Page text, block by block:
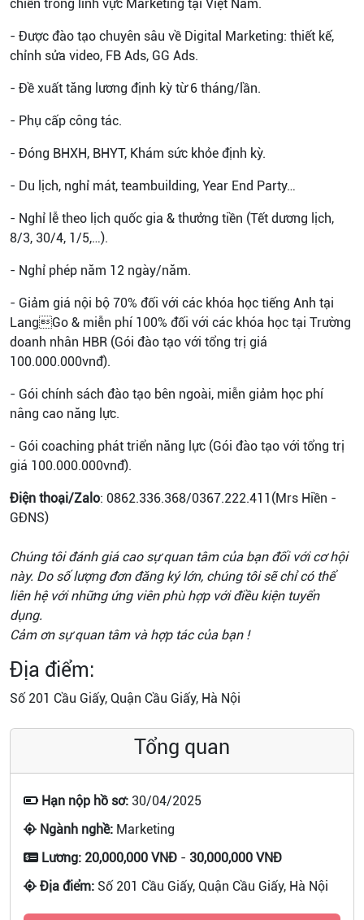
chiến trong lĩnh vực Marketing tại Việt Nam.
- Được đào tạo chuyên sâu về Digital Marketing: thiết kế,
chỉnh sửa video, FB Ads, GG Ads.
- Đề xuất tăng lương định kỳ từ 6 tháng/lần.
- Phụ cấp công tác.
- Đóng BHXH, BHYT, Khám sức khỏe định kỳ.
- Du lịch, nghỉ mát, teambuilding, Year End Party…
- Nghỉ lễ theo lịch quốc gia & thưởng tiền (Tết dương lịch,
8/3, 30/4, 1/5,…).
- Nghỉ phép năm 12 ngày/năm.
- Giảm giá nội bộ 70% đối với các khóa học tiếng Anh tại
LangGo & miễn phí 100% đối với các khóa học tại Trường
doanh nhân HBR (Gói đào tạo với tổng trị giá
100.000.000vnđ).
- Gói chính sách đào tạo bên ngoài, miễn giảm học phí
nâng cao năng lực.
- Gói coaching phát triển năng lực (Gói đào tạo với tổng trị
giá 100.000.000vnđ).
Điện thoại/Zalo: 0862.336.368/0367.222.411(Mrs Hiền -
GĐNS)
Chúng tôi đánh giá cao sự quan tâm của bạn đối với cơ hội
này. Do số lượng đơn đăng ký lớn, chúng tôi sẽ chỉ có thể
liên hệ với những ứng viên phù hợp với điều kiện tuyển
dụng.
Cảm ơn sự quan tâm và hợp tác của bạn !
Địa điểm:
Số 201 Cầu Giấy, Quận Cầu Giấy, Hà Nội
Tổng quan
Hạn nộp hồ sơ: 30/04/2025
Ngành nghề: Marketing
Lương: 20,000,000 VNĐ - 30,000,000 VNĐ
Địa điểm: Số 201 Cầu Giấy, Quận Cầu Giấy, Hà Nội